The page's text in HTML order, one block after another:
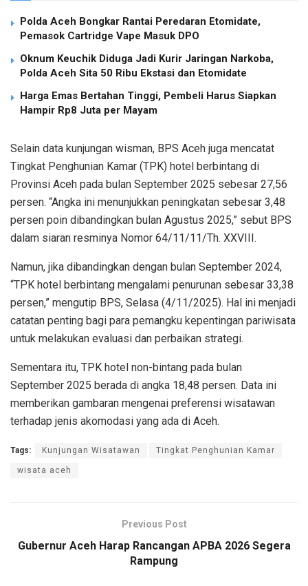
Polda Aceh Bongkar Rantai Peredaran Etomidate,
Pemasok Cartridge Vape Masuk DPO
Oknum Keuchik Diduga Jadi Kurir Jaringan Narkoba,
Polda Aceh Sita 50 Ribu Ekstasi dan Etomidate
Harga Emas Bertahan Tinggi, Pembeli Harus Siapkan
Hampir Rp8 Juta per Mayam
Selain data kunjungan wisman, BPS Aceh juga mencatat
Tingkat Penghunian Kamar (TPK) hotel berbintang di
Provinsi Aceh pada bulan September 2025 sebesar 27,56
persen. “Angka ini menunjukkan peningkatan sebesar 3,48
persen poin dibandingkan bulan Agustus 2025,” sebut BPS
dalam siaran resminya Nomor 64/11/11/Th. XXVIII.
Namun, jika dibandingkan dengan bulan September 2024,
“TPK hotel berbintang mengalami penurunan sebesar 33,38
persen,” mengutip BPS, Selasa (4/11/2025). Hal ini menjadi
catatan penting bagi para pemangku kepentingan pariwisata
untuk melakukan evaluasi dan perbaikan strategi.
Sementara itu, TPK hotel non-bintang pada bulan
September 2025 berada di angka 18,48 persen. Data ini
memberikan gambaran mengenai preferensi wisatawan
terhadap jenis akomodasi yang ada di Aceh.
Tags: Kunjungan Wisatawan Tingkat Penghunian Kamar
wisata aceh
Previous Post
Gubernur Aceh Harap Rancangan APBA 2026 Segera
Rampung